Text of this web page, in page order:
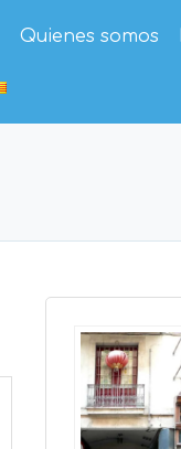
Quienes somos